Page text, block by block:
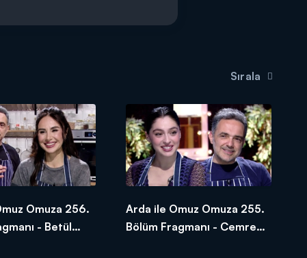
Sırala
Omuza 256.
- Betül
Arda ile Omuz Omuza 255.
Bölüm Fragmanı - Cemre